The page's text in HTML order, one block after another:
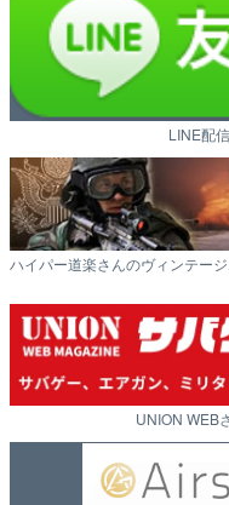
LINE配
ハイパー道楽さんのヴィンテー
UNION WEB